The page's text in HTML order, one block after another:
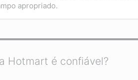
apropriado.
Hotmart é confiável?